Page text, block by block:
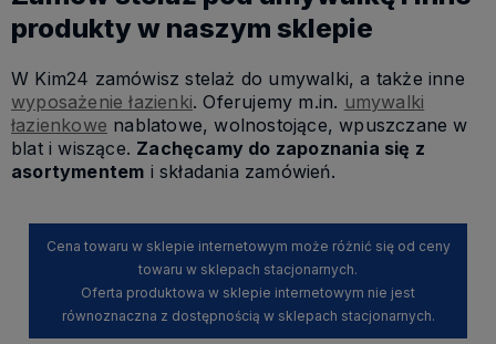
produkty w naszym sklepie
W Kim24 zamówisz stelaż do umywalki, a także inne
wyposażenie łazienki. Oferujemy m.in. umywalki
łazienkowe nablatowe, wolnostojące, wpuszczane w
blat i wiszące. Zachęcamy do zapoznania się z
asortymentem i składania zamówień.
Cena towaru w sklepie internetowym może różnić się od ceny
towaru w sklepach stacjonarnych.
Oferta produktowa w sklepie internetowym nie jest
równoznaczna z dostępnością w sklepach stacjonarnych.